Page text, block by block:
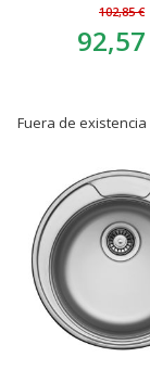
102,85 €
Fuera de existencia